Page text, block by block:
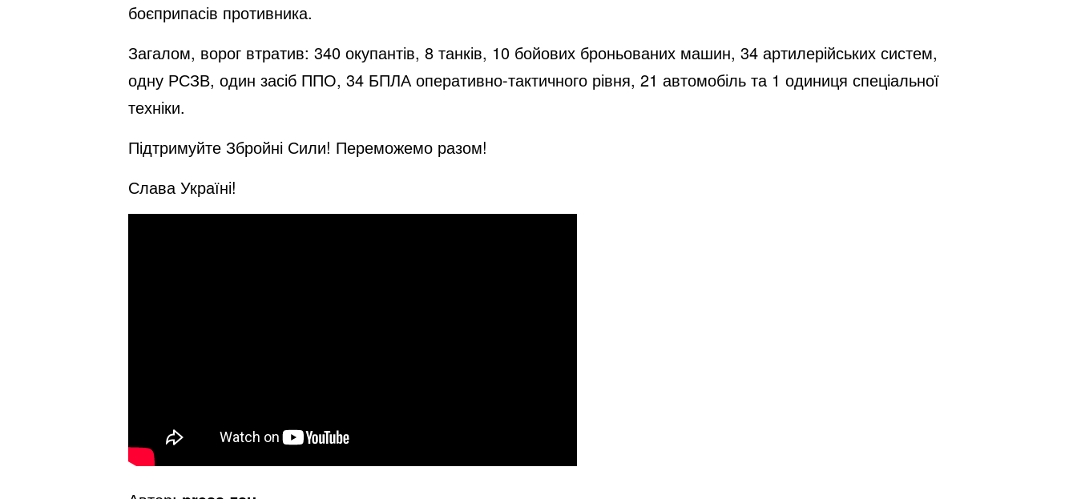
боєприпасів противника.
Загалом, ворог втратив: 340 окупантів, 8 танків, 10 бойових броньованих машин, 34 артилерійських систем,
одну РСЗВ, один засіб ППО, 34 БПЛА оперативно-тактичного рівня, 21 автомобіль та 1 одиниця спеціальної
техніки.
Підтримуйте Збройні Сили! Переможемо разом!
Слава Україні!